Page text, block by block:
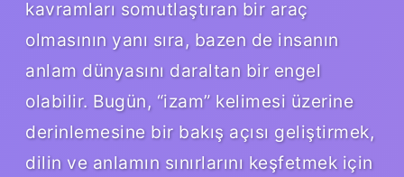
kavramları somutlaştıran bir araç
olmasının yanı sıra, bazen de insanın
anlam dünyasını daraltan bir engel
olabilir. Bugün, “izam” kelimesi üzerine
derinlemesine bir bakış açısı geliştirmek,
dilin ve anlamın sınırlarını keşfetmek için